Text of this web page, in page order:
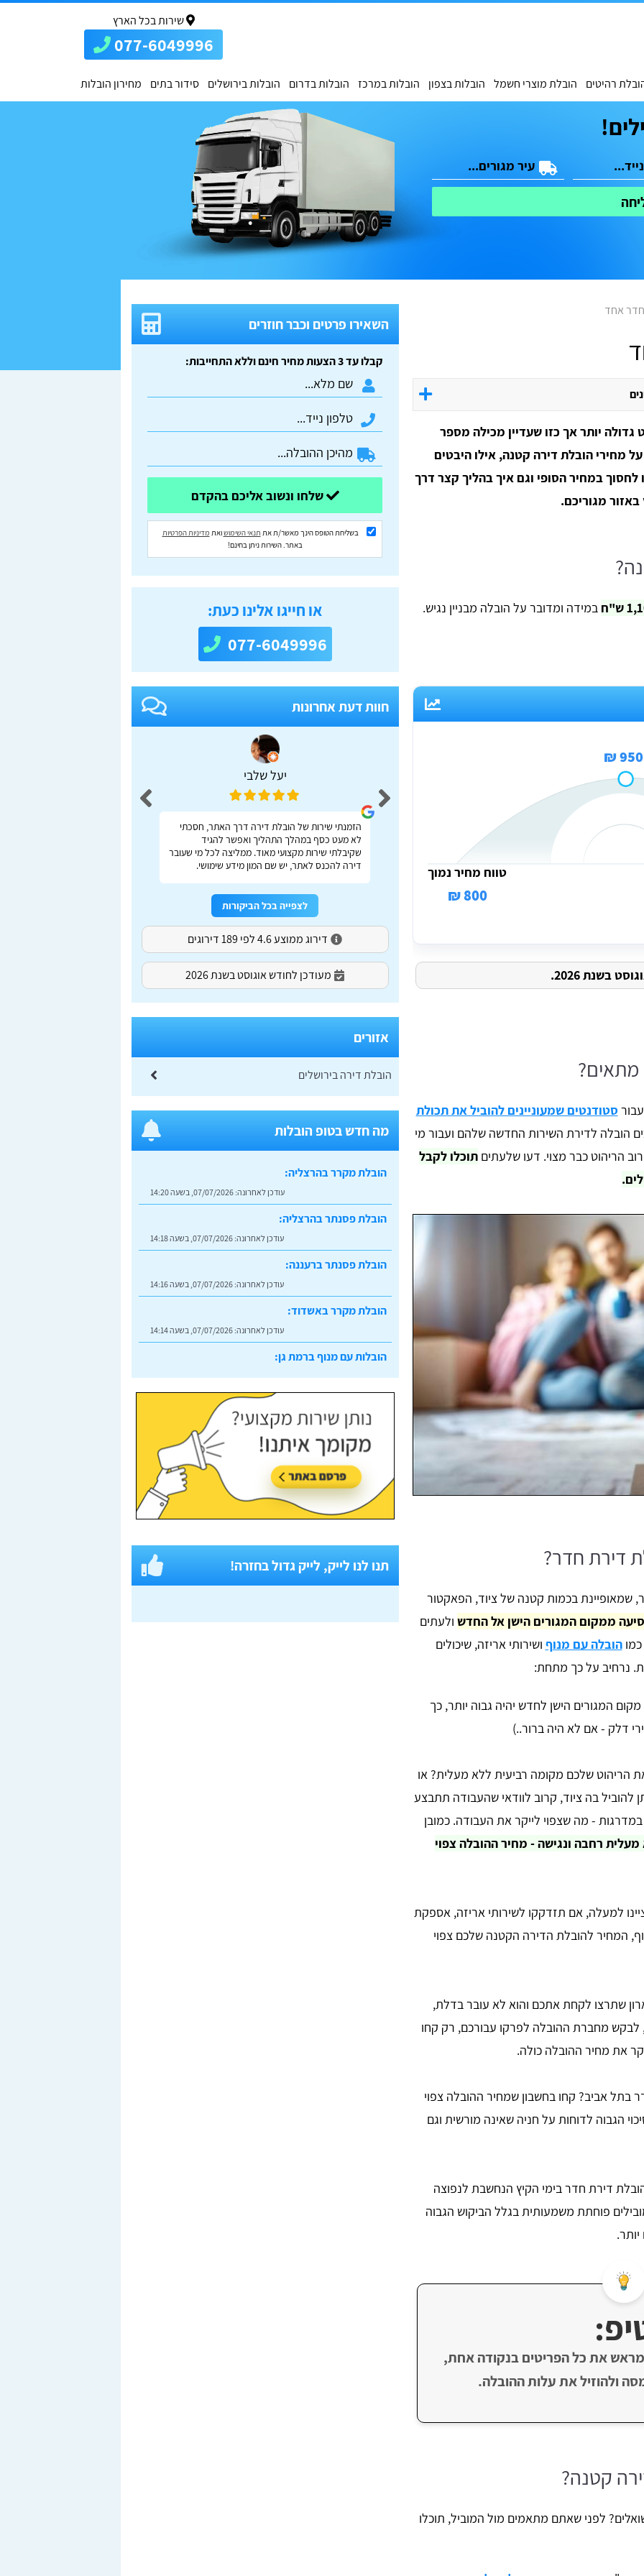
שירות בכל הארץ
077-6049996
רהיטים הובלת מוצרי חשמל הובלות בצפון הובלות במרכז הובלות בדרום הובלות בירושלים סידור בתים מחירון הובלות
אחד
יותר אך כזו שעדיין מכילה מספר
מחירי הובלת דירה קטנה, אילו היבטים
במחיר הסופי וגם איך בהליך קצר דרך
מגוריכם.
במידה ומדובר על הובלה מבניין נגיש.
950 ₪
טווח מחיר נמוך
800 ₪
בשנת 2026.
מתאים?
סטודנטים שמעוניינים להוביל את תכולת
הובלה לדירת השירות החדשה שלהם ועבור מי
הריהוט כבר מצוי. דעו שלעתיםתוכלו לקבל
דירת חדר?
בכמות קטנה של ציוד, הפאקטור
ממקום המגורים הישן אל החדש ולעתים
כמוהובלה עם מנוף ושירותי אריזה, שיכולים
נרחיב על כך מתחת:
המגורים הישן לחדש יהיה גבוה יותר, כך
דלק - אם לא היה ברור..)
הריהוט שלכם מקומה רביעית ללא מעלית? או
להוביל בה ציוד, קרוב לוודאי שהעבודה תתבצע
- מה שצפוי לייקר את העבודה. כמובן
רחבה ונגישה - מחיר ההובלה צפוי
למעלה, אם תזדקקו לשירותי אריזה, אספקת
המחיר להובלת הדירה הקטנה שלכם צפוי
שתרצו לקחת אתכם והוא לא עובר בדלת,
לבקש מחברת ההובלה לפרקו עבורכם, רק קחו
את מחיר ההובלה כולה.
בתל אביב? קחו בחשבון שמחיר ההובלה צפוי
הגבוה לדוחות על חניה שאינה מורשית וגם
דירת חדר בימי הקיץ הנחשבת לנפוצה
פוחתת משמעותית בגלל הביקוש הגבוה
את כל הפריטים בנקודה אחת,
ולהוזיל את עלות ההובלה.
קטנה?
לפני שאתם מתאמים מול המוביל, תוכלו
השאירו פרטים וכבר חוזרים
קבלו עד 3 הצעות מחיר חינם וללא התחייבות:
שלחו ונשוב אליכם בהקדם
בשליחת הטופס הינך מאשר/ת את תנאי השימושואת מדיניות הפרטיות
באתר. השירות ניתן בחינם!
או חייגו אלינו כעת:
077-6049996
חוות דעת אחרונות
יעל שלבי
הזמנתי שירות של הובלת דירה דרך האתר, חסכתי
לא מעט כסף במהלך התהליך ואפשר להגיד
שקיבלתי שירות מקצועי מאוד. ממליצה לכל מי שעובר
דירה להכנס לאתר, יש שם המון מידע שימושי.
אתר מעולה להשוואת מחירי הובלות בכל הארץ תודה
רבה על העזרה!
לצפייה בכל הביקורות
דירוג ממוצע 4.6 לפי 189 דירוגים
מעודכן לחודש אוגוסט בשנת 2026
אזורים
הובלת דירה בירושלים
מה חדש בטופ הובלות
הובלת מקרר בהרצליה:
עודכן לאחרונה:07/07/2026, בשעה 14:20
הובלת פסנתר בהרצליה:
עודכן לאחרונה:07/07/2026, בשעה 14:18
הובלת פסנתר ברעננה:
עודכן לאחרונה:07/07/2026, בשעה 14:16
הובלת מקרר באשדוד:
עודכן לאחרונה:07/07/2026, בשעה 14:14
הובלות עם מנוף ברמת גן:
עודכן לאחרונה:07/07/2026, בשעה 14:23
תנו לנו לייק, לייק גדול בחזרה!